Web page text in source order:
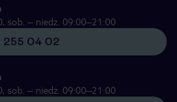
sob. – niedz. 09:00–21:00
255 04 02
sob. – niedz. 09:00–21:00